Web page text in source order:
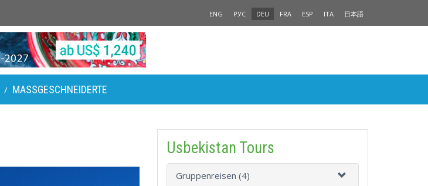
ENG РУС DEU FRA ESP ITA 日本語
/ MASSGESCHNEIDERTE
Usbekistan Tours
Gruppenreisen (4)